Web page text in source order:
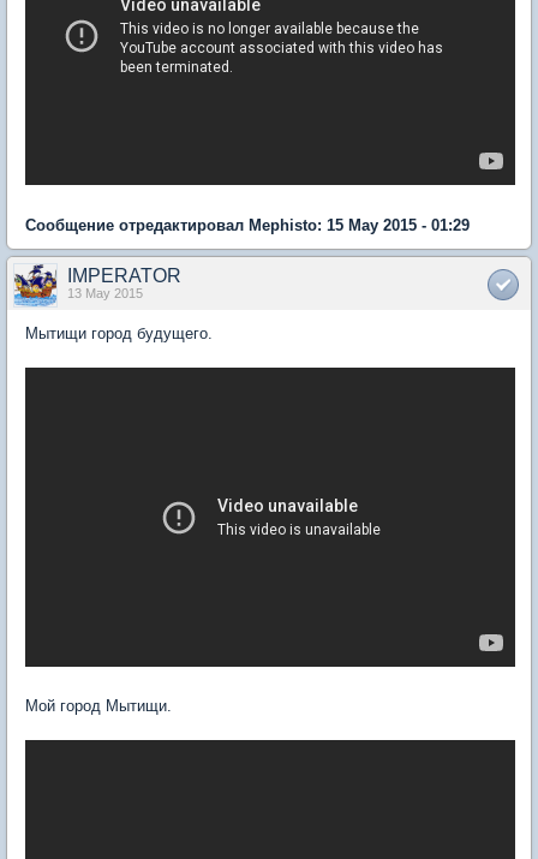
Сообщение отредактировал Mephisto: 15 May 2015 - 01:29
IMPERATOR
13 May 2015
Мытищи город будущего.
Мой город Мытищи.